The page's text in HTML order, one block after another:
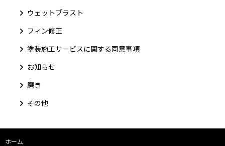
ウェットブラスト
フィン修正
塗装施工サービスに関する同意事項
お知らせ
磨き
その他
ホーム